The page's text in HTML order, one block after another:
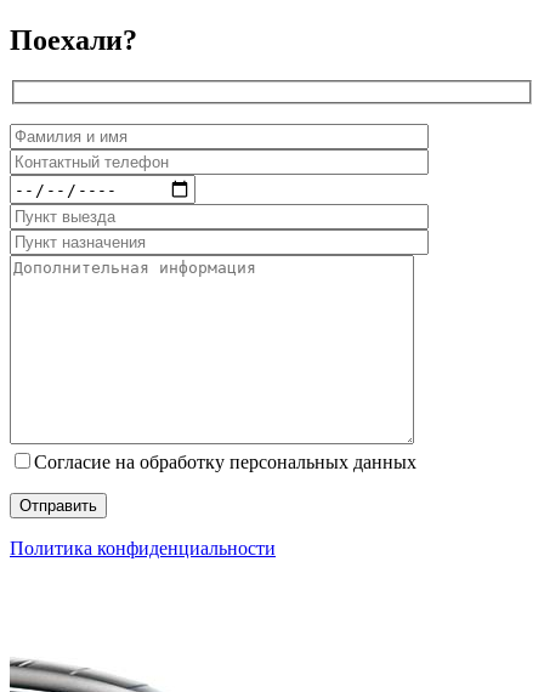
Поехали?
Согласие на обработку персональных данных
Политика конфиденциальности